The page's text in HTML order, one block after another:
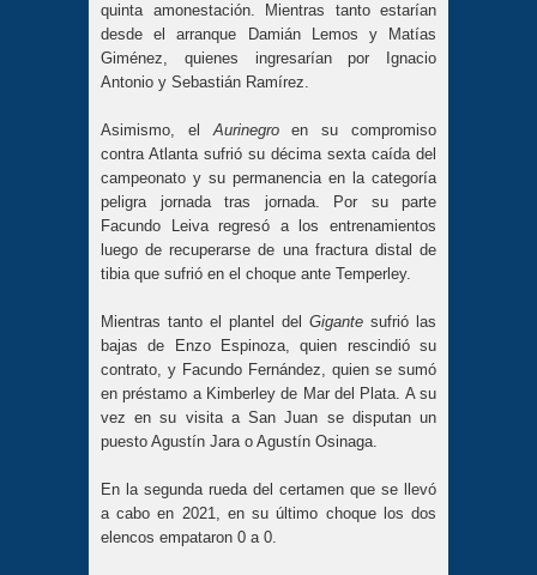
quinta amonestación. Mientras tanto estarían
desde el arranque Damián Lemos y Matías
Giménez, quienes ingresarían por Ignacio
Antonio y Sebastián Ramírez.
Asimismo, elAurinegroen su compromiso
contra Atlanta sufrió su décima sexta caída del
campeonato y su permanencia en la categoría
peligra jornada tras jornada. Por su parte
Facundo Leiva regresó a los entrenamientos
luego de recuperarse de una fractura distal de
tibia que sufrió en el choque ante Temperley.
Mientras tanto el plantel del Gigante sufrió las
bajas de Enzo Espinoza, quien rescindió su
contrato, y Facundo Fernández, quien se sumó
en préstamo a Kimberley de Mar del Plata. A su
vez en su visita a San Juan se disputan un
puesto Agustín Jara o Agustín Osinaga.
En la segunda rueda del certamen que se llevó
a cabo en 2021, en su último choque los dos
elencos empataron 0 a 0.